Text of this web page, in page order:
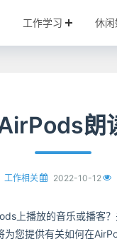
工作学习 休闲
朗
工作相关 2022-10-12
上播放的音乐或播客
您提供有关如何在